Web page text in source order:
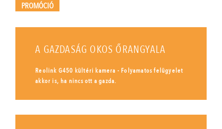
PROMÓCIÓ
A GAZDASÁG OKOS ŐRANGYALA
Reolink G450 kültéri kamera - Folyamatos felügyelet
akkor is, ha nincs ott a gazda.